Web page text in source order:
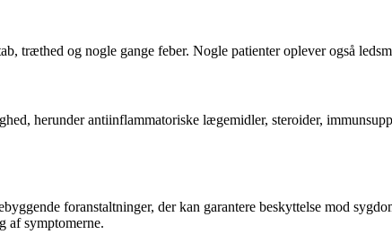
træthed og nogle gange feber. Nogle patienter oplever også
herunder antiinflammatoriske lægemidler, steroider,
foranstaltninger, der kan garantere beskyttelse mod
af symptomerne.